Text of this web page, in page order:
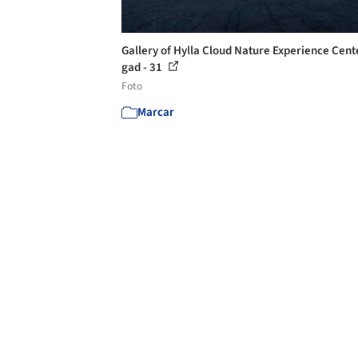
Gallery of Hylla Cloud Nature Experience
gad - 31
Foto
Marcar